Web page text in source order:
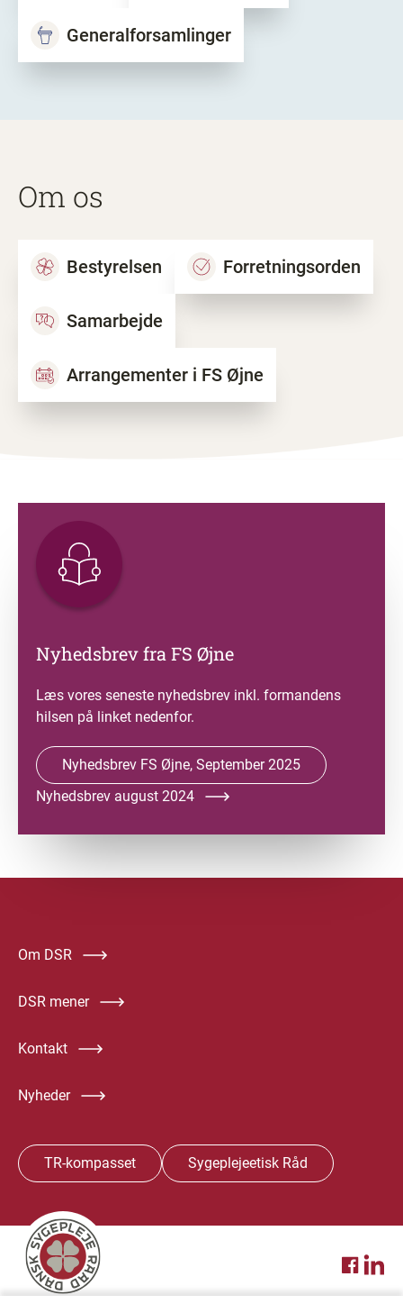
Generalforsamlinger
Om os
Bestyrelsen Forretningsorden
Samarbejde
Arrangementer i FS Øjne
Nyhedsbrev fra FS Øjne
Læs vores seneste nyhedsbrev inkl. formandens
hilsen på linket nedenfor.
Nyhedsbrev FS Øjne, September 2025
Nyhedsbrev august 2024
Om DSR
DSR mener
Kontakt
Nyheder
TR-kompasset Sygeplejeetisk Råd